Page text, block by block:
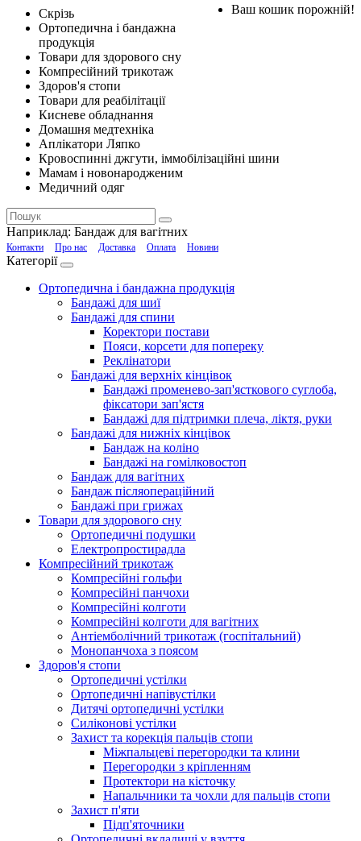
Ваш кошик порожній!
Скрізь
Ортопедична і бандажна
продукція
Товари для здорового сну
Компресійний трикотаж
Здоров'я стопи
Товари для реабілітації
Кисневе обладнання
Домашня медтехніка
Аплікатори Ляпко
Кровоспинні джгути, іммобілізаційні шини
Мамам і новонародженим
Медичний одяг
Наприклад: Бандаж для вагітних
Контакти Про нас Доставка Оплата Новини
Категорії
Ортопедична і бандажна продукція
Бандажі для шиї
Бандажі для спини
Коректори постави
Пояси, корсети для попереку
Реклінатори
Бандажі для верхніх кінцівок
Бандажі променево-зап'ясткового суглоба,
фіксатори зап'ястя
Бандажі для підтримки плеча, ліктя, руки
Бандажі для нижніх кінцівок
Бандаж на коліно
Бандажі на гомілковостоп
Бандаж для вагітних
Бандаж післяопераційний
Бандажі при грижах
Товари для здорового сну
Ортопедичні подушки
Електропростирадла
Компресійний трикотаж
Компресійні гольфи
Компресійні панчохи
Компресійні колготи
Компресійні колготи для вагітних
Антіемболічний трикотаж (госпітальний)
Монопанчоха з поясом
Здоров'я стопи
Ортопедичні устілки
Ортопедичні напівустілки
Дитячі ортопедичні устілки
Силіконові устілки
Захист та корекція пальців стопи
Міжпальцеві перегородки та клини
Перегородки з кріпленням
Протектори на кісточку
Напальчники та чохли для пальців стопи
Захист п'яти
Підп'яточники